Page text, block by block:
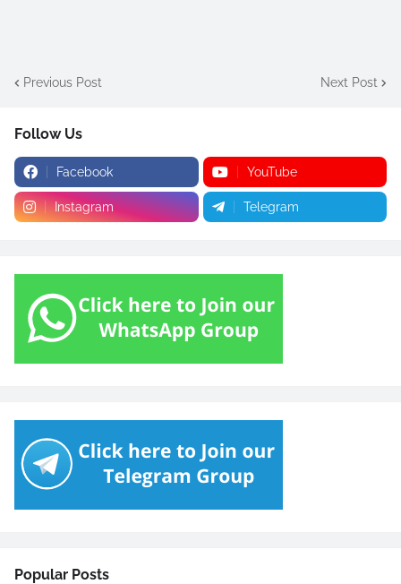
Previous Post Next Post
Follow Us
Facebook YouTube
Instagram Telegram
Popular Posts